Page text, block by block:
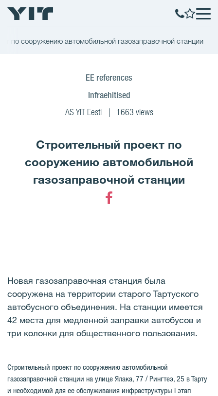
по сооружению автомобильной газозаправочной станции
EE references
Infraehitised
AS YIT Eesti 1663 views
Строительный проект по
сооружению автомобильной
газозаправочной станции
Новая газозаправочная станция была
сооружена на территории старого Тартуского
автобусного объединения. На станции имеется
42 места для медленной заправки автобусов и
три колонки для общественного пользования.
Строительный проект по сооружению автомобильной
газозаправочной станции на улице Ялака, 77 / Рингтеэ, 25 в Тарту
и необходимой для ее обслуживания инфраструктуры I этап